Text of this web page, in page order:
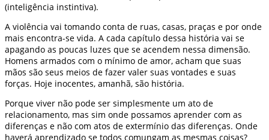
(inteligência instintiva).
A violência vai tomando conta de ruas, casas, praças e por onde
mais encontra-se vida. A cada capítulo dessa história vai se
apagando as poucas luzes que se acendem nessa dimensão.
Homens armados com o mínimo de amor, acham que suas
mãos são seus meios de fazer valer suas vontades e suas
forças. Hoje inocentes, amanhã, são história.
Porque viver não pode ser simplesmente um ato de
relacionamento, mas sim onde possamos aprender com as
diferenças e não com atos de extermínio das diferenças. Onde
haverá aprendizado se todos comungam as mesmas coisas?